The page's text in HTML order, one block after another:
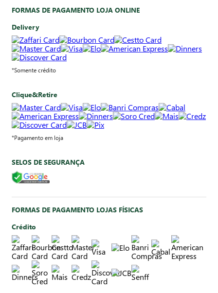
FORMAS DE PAGAMENTO LOJA ONLINE
Delivery
*Somente crédito
Clique&Retire
*Pagamento em loja
SELOS DE SEGURANÇA
FORMAS DE PAGAMENTO LOJAS FÍSICAS
Crédito